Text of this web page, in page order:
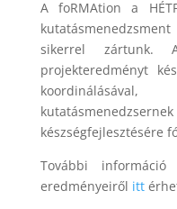
A foRMAtion a
sikerrel
projekteredményt
készségfejlesztésére
További
eredményeiről itt